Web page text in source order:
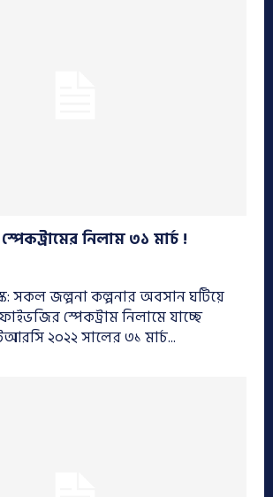
নিলাম ৩১ মার্চ !
সকল জল্পনা কল্পনার অবসান ঘটিয়ে
স্পেকট্রাম নিলামে যাচ্ছে
বিটিআরসি ২০২২ সালের ৩১ মার্চ...